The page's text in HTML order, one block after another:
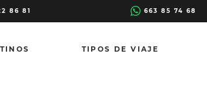
86 81 663 85 74 68
TIPOS DE VIAJE